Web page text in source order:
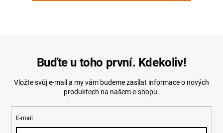
Buďte u toho první. Kdekoliv!
Vložte svůj e-mail a my vám budeme zasílat informace o nových
produktech na našem e-shopu.
E-mail